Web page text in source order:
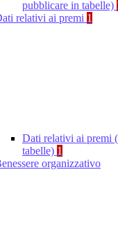
pubblicare in tabelle)
relativi ai premi 1
Dati relativi ai premi
tabelle) 1
organizzativo